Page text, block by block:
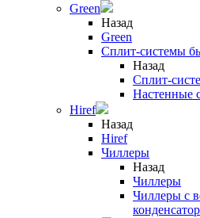
Green
Назад
Green
Сплит-системы
Назад
Сплит-
Настенные
Hiref
Назад
Hiref
Чиллеры
Назад
Чиллеры
Чиллеры с